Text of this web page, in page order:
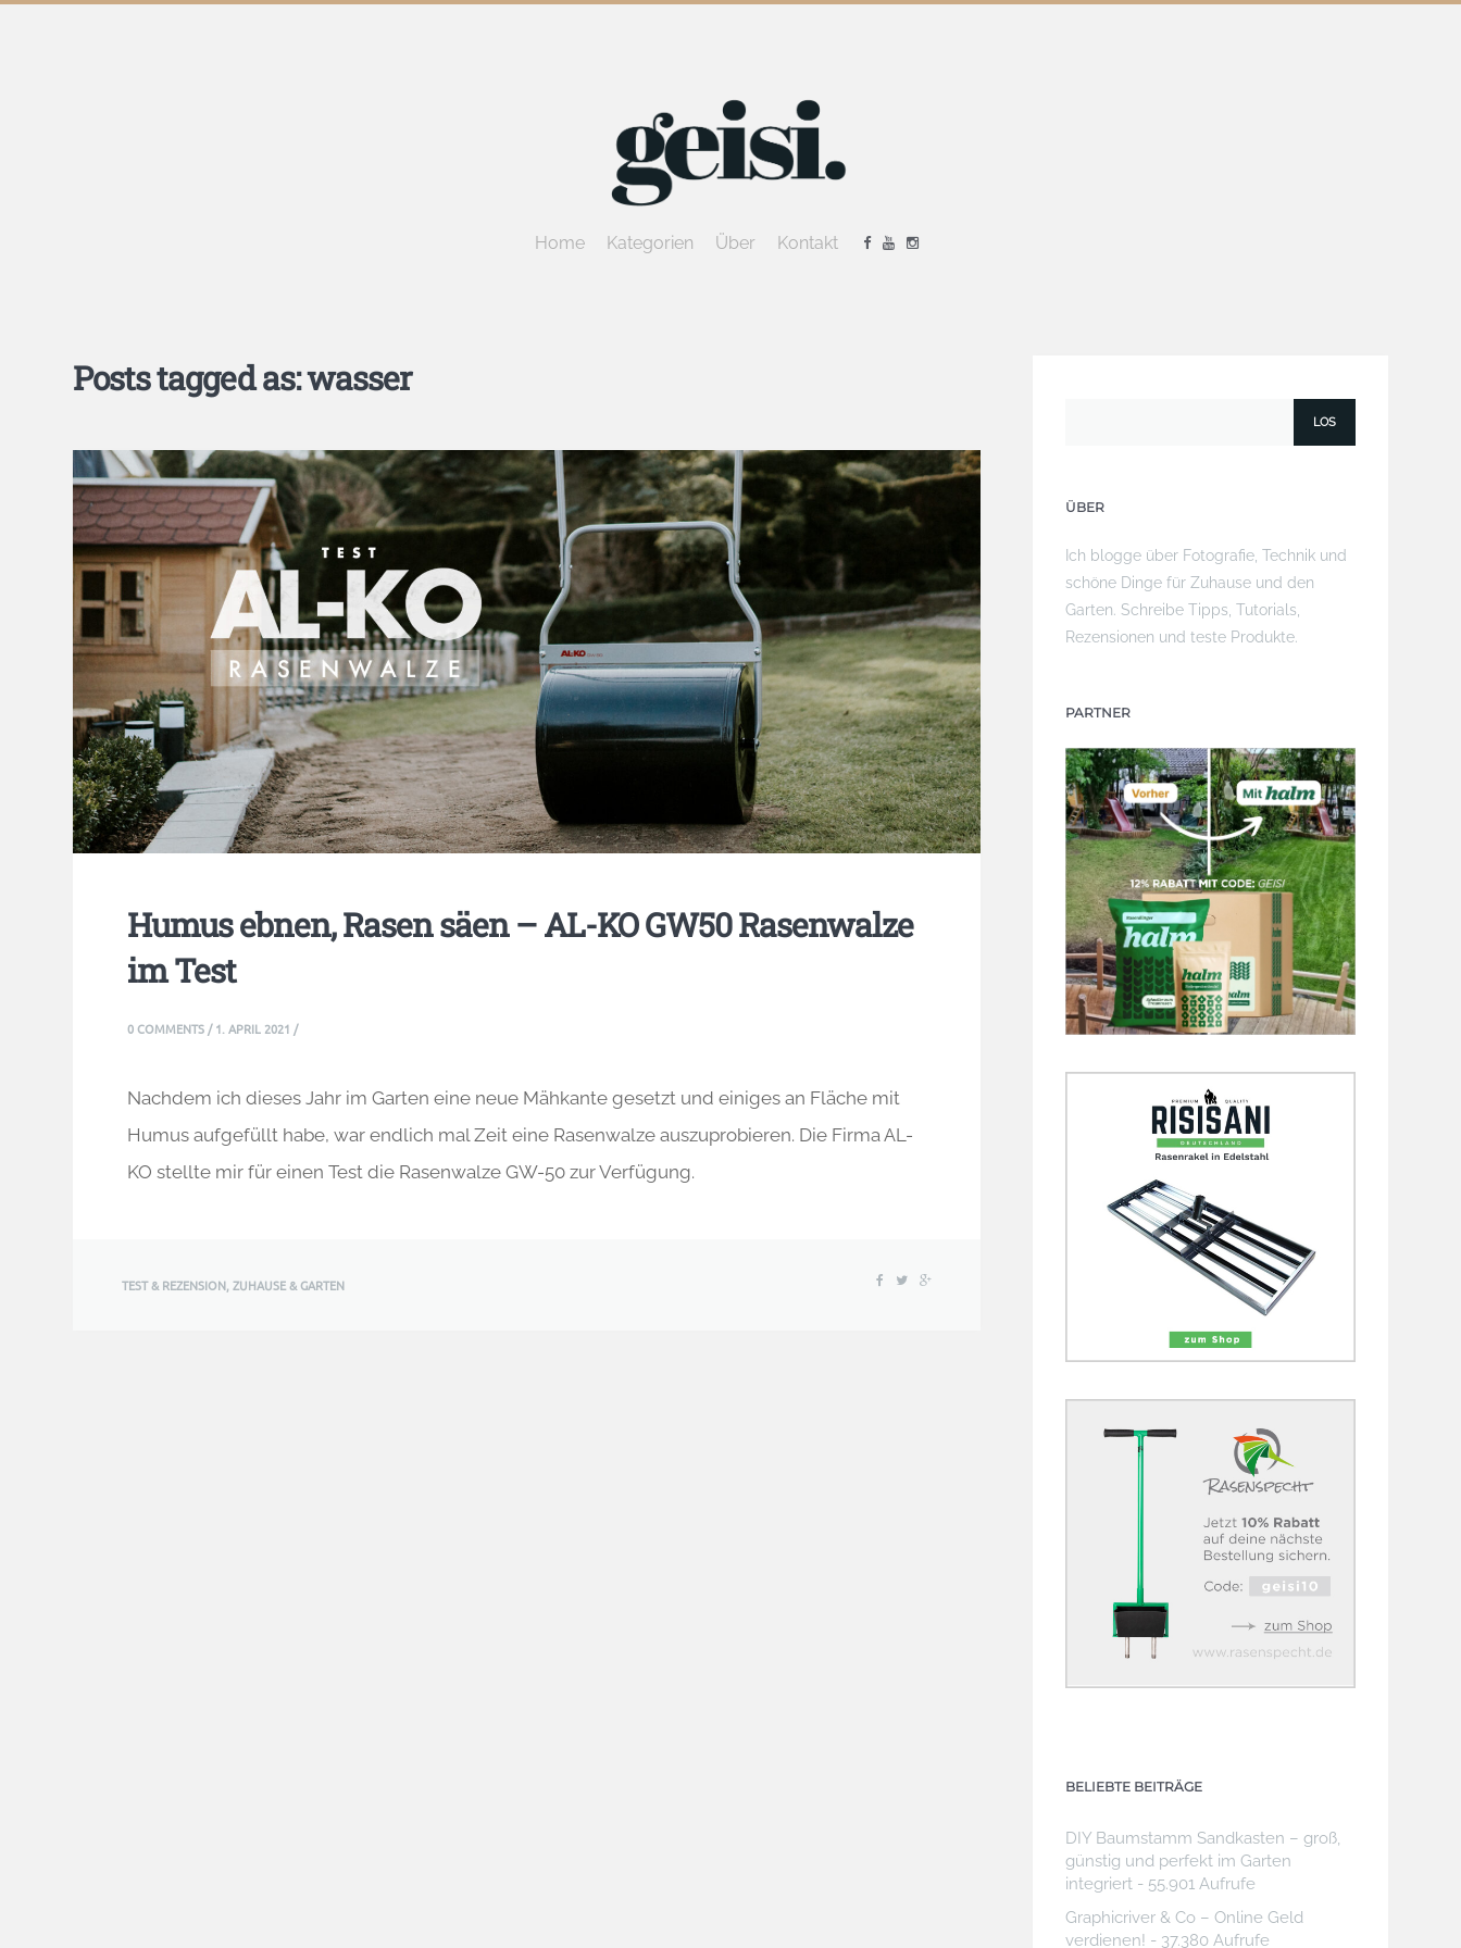
Home Kategorien Über Kontakt
Posts tagged as: wasser
Humus ebnen, Rasen säen – AL-KO GW50 Rasenwalze
im Test
0 COMMENTS /1. APRIL 2021 /
Nachdem ich dieses Jahr im Garten eine neue Mähkante gesetzt und einiges an Fläche mit
Humus aufgefüllt habe, war endlich mal Zeit eine Rasenwalze auszuprobieren. Die Firma AL-
KO stellte mir für einen Test die Rasenwalze GW-50 zur Verfügung.
TEST & REZENSION,ZUHAUSE & GARTEN
ÜBER
Ich blogge über Fotografie, Technik und
schöne Dinge für Zuhause und den
Garten. Schreibe Tipps, Tutorials,
Rezensionen und teste Produkte.
PARTNER
BELIEBTE BEITRÄGE
DIY Baumstamm Sandkasten – groß,
günstig und perfekt im Garten
integriert - 55.901 Aufrufe
Graphicriver & Co – Online Geld
verdienen! - 37.380 Aufrufe